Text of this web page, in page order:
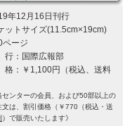
年12月16日刊行
ットサイズ(11.5cm×19cm)
ページ
：国際広報部
：￥1,100円（税込、送料
センターの会員、および50部以上の
文は、割引価格（￥770（税込・送
）で販売いたします》